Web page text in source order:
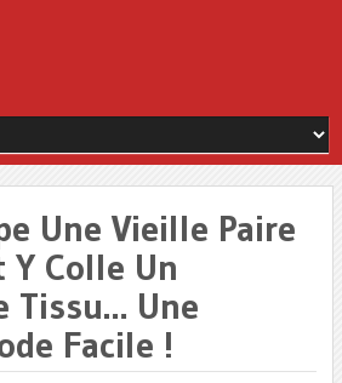
Une Vieille Paire
Y Colle Un
Tissu… Une
Facile !